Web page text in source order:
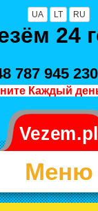
UA LT RU
24
787 945 230
Каждый
Меню